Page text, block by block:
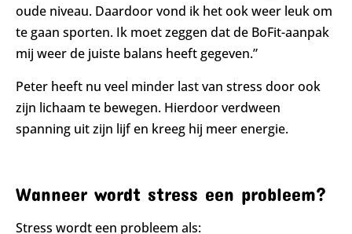
oude niveau. Daardoor vond ik het ook weer leuk om
te gaan sporten. Ik moet zeggen dat de BoFit-aanpak
mij weer de juiste balans heeft gegeven.”
Peter heeft nu veel minder last van stress door ook
zijn lichaam te bewegen. Hierdoor verdween
spanning uit zijn lijf en kreeg hij meer energie.
Wanneer wordt stress een probleem?
Stress wordt een probleem als: